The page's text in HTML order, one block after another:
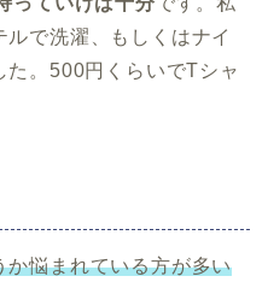
で洗濯、もしくはナイ
た。500円くらいでTシャ
か悩まれている方が多い